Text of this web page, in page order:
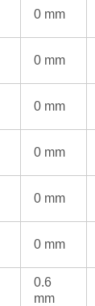
0 mm
0 mm
0 mm
0 mm
0 mm
0 mm
0.6
mm